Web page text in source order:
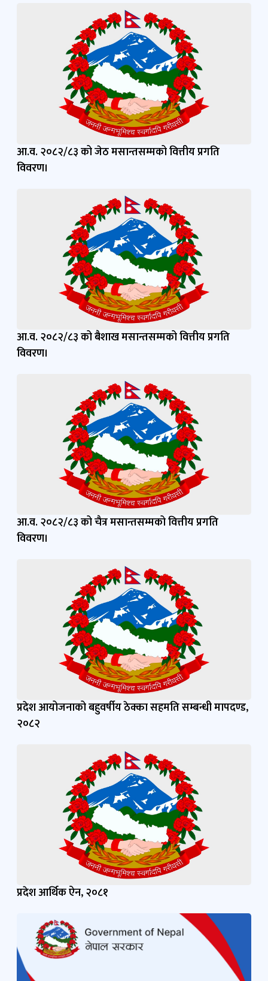
आ.व. २०८२/८३ को जेठ मसान्तसम्मको वित्तीय प्रगति
विवरण।
आ.व. २०८२/८३ को बैशाख मसान्तसम्मको वित्तीय प्रगति
विवरण।
आ.व. २०८२/८३ को चैत्र मसान्तसम्मको वित्तीय प्रगति
विवरण।
प्रदेश आयोजनाको बहुवर्षीय ठेक्का सहमति सम्बन्धी मापदण्ड,
२०८२
प्रदेश आर्थिक ऐन, २०८१